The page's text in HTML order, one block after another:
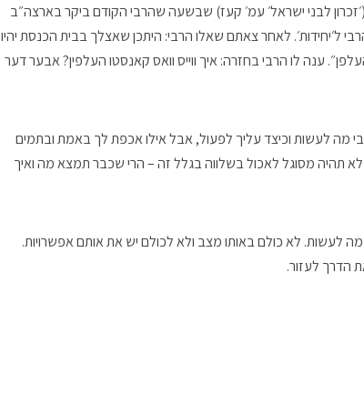
לבני ישראל׳ עמ׳ קעז) שבשעה שהרבי הקודם ביקר בארצה״ב
לאחר צאתם שאלו הרבי: היתכן שאצלך בבית הכנסת יהיו
ענה לו הרבי בחזרה: איך ווייס וואס קאנסטו העלפין? אבער דער
מה לעשות וכיצד עליך לפעול, אבל אילו אכפת לך באמת ובתמים
מסוגל לאכול בשלווה בגלל זה – הרי שכבר תמצא מה ואיך
מה לעשות. לא כולם באותו מצב ולא לכולם יש את אותם אפשרויות.
הדרך לעזור.